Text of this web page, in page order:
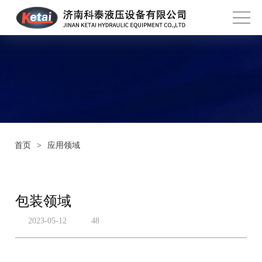
首页 > 应用领域
包装领域
2023-05-12 48